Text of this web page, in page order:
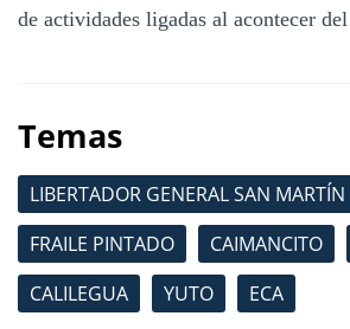
de actividades ligadas al acontecer
Temas
LIBERTADOR GENERAL SAN MARTÍN
FRAILE PINTADO
CAIMANCITO
CALILEGUA
YUTO ECA